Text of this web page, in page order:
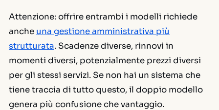
Attenzione: offrire entrambi i modelli richiede
anche una gestione amministrativa più
strutturata. Scadenze diverse, rinnovi in
momenti diversi, potenzialmente prezzi diversi
per gli stessi servizi. Se non hai un sistema che
tiene traccia di tutto questo, il doppio modello
genera più confusione che vantaggio.